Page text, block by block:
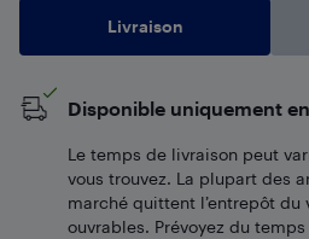
Livraison
Disponible uniquement
Le temps de livraison peut
vous trouvez. La plupart des
marché quittent l’entrepôt du
ouvrables. Prévoyez du